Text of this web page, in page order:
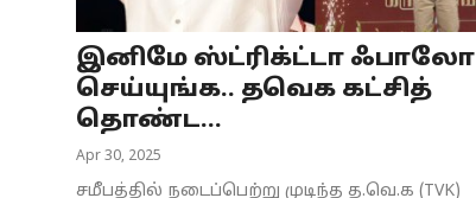
இனிமே ஸ்ட்ரிக்ட்டா ஃபாலோ
செய்யுங்க.. தவெக கட்சித்
தொண்ட...
Apr 30, 2025
சமீபத்தில் நடைப்பெற்று முடிந்த த.வெ.க (TVK)